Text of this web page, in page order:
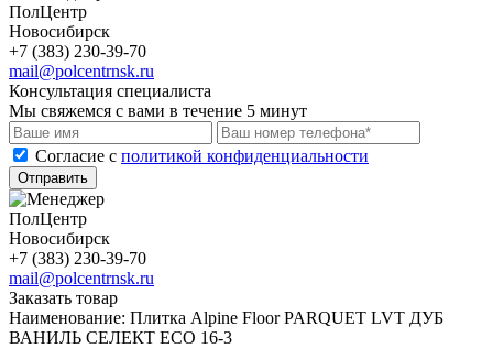
ПолЦентр
Новосибирск
+7 (383) 230-39-70
mail@polcentrnsk.ru
Консультация специалиста
Мы свяжемся с вами в течение 5 минут
Cогласие с политикой конфиденциальности
Отправить
ПолЦентр
Новосибирск
+7 (383) 230-39-70
mail@polcentrnsk.ru
Заказать товар
Наименование: Плитка Alpine Floor PARQUET LVT ДУБ
ВАНИЛЬ СЕЛЕКТ ЕСО 16-3